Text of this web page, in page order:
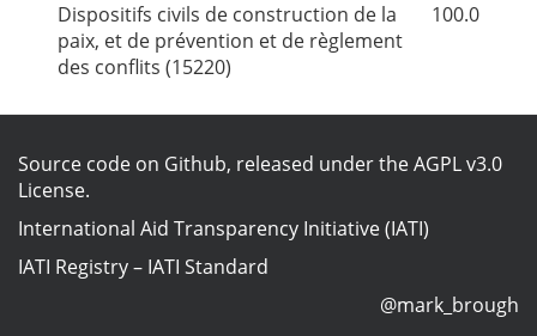
Dispositifs civils de construction de la
paix, et de prévention et de règlement
des conflits (15220)
100.0
Source code on Github, released under theAGPL v3.0
License.
International Aid Transparency Initiative (IATI)
IATI Registry– IATI Standard
@mark_brough